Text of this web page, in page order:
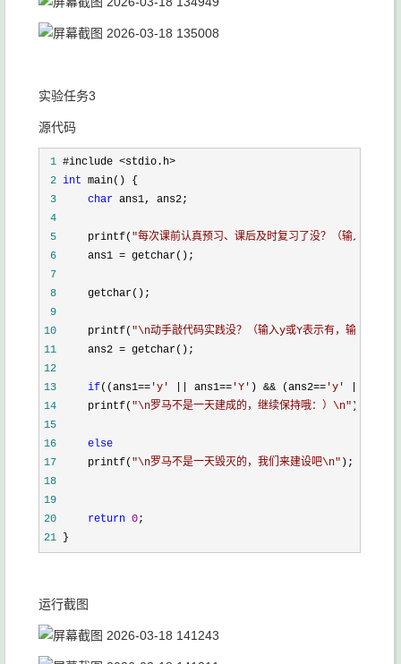
实验任务3
源代码
1
2 int
3
char
4
5
     printf(
"每次课前认真预习、课后及时复习了没？（输入y或x
6
     ans1 =
7
8
9
10
     printf(
"\n动手敲代码实践没？（输入y或Y表示有，输入n或N
11
     ans2 =
12
13
if((ans1== 'y ' || ans1== 'Y ' ) && (ans2== 'y '
14
     printf(
"\n罗马不是一天建成的，继续保持哦：）\n"
15
16
else
17
     printf(
"\n罗马不是一天毁灭的，我们来建设吧\n"
18
19
20
return 0
21 }
运行截图